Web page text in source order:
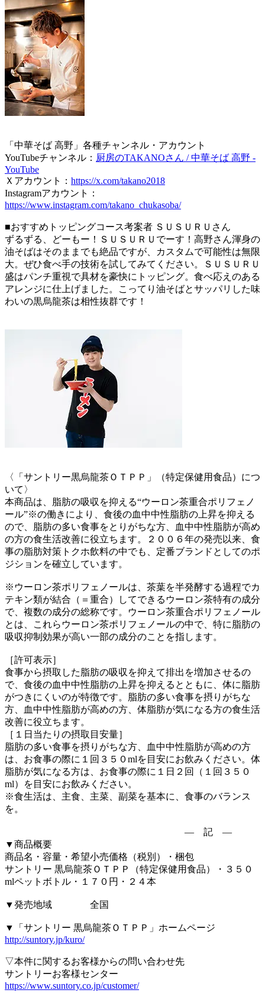
「中華そば 高野」各種チャンネル・アカウント
YouTubeチャンネル： 厨房のTAKANOさん / 中華そば 高野 -
YouTube
Ｘアカウント： https://x.com/takano2018
Instagramアカウント：
https://www.instagram.com/takano_chukasoba/
■おすすめトッピングコース考案者 ＳＵＳＵＲＵさん
ずるずる、どーもー！ＳＵＳＵＲＵでーす！高野さん渾身の
油そばはそのままでも絶品ですが、カスタムで可能性は無限
大。ぜひ食べ手の技術を試してみてください。ＳＵＳＵＲＵ
盛はパンチ重視で具材を豪快にトッピング。食べ応えのある
アレンジに仕上げました。こってり油そばとサッパリした味
わいの黒烏龍茶は相性抜群です！
〈「サントリー黒烏龍茶ＯＴＰＰ」（特定保健用食品）につ
いて〉
本商品は、脂肪の吸収を抑える“ウーロン茶重合ポリフェノ
ール”※の働きにより、食後の血中中性脂肪の上昇を抑える
ので、脂肪の多い食事をとりがちな方、血中中性脂肪が高め
の方の食生活改善に役立ちます。２００６年の発売以来、食
事の脂肪対策トクホ飲料の中でも、定番ブランドとしてのポ
ジションを確立しています。
※ウーロン茶ポリフェノールは、茶葉を半発酵する過程でカ
テキン類が結合（＝重合）してできるウーロン茶特有の成分
で、複数の成分の総称です。ウーロン茶重合ポリフェノール
とは、これらウーロン茶ポリフェノールの中で、特に脂肪の
吸収抑制効果が高い一部の成分のことを指します。
［許可表示］
食事から摂取した脂肪の吸収を抑えて排出を増加させるの
で、食後の血中中性脂肪の上昇を抑えるとともに、体に脂肪
がつきにくいのが特徴です。脂肪の多い食事を摂りがちな
方、血中中性脂肪が高めの方、体脂肪が気になる方の食生活
改善に役立ちます。
［１日当たりの摂取目安量］
脂肪の多い食事を摂りがちな方、血中中性脂肪が高めの方
は、お食事の際に１回３５０mlを目安にお飲みください。体
脂肪が気になる方は、お食事の際に１日２回（１回３５０
ml）を目安にお飲みください。
※食生活は、主食、主菜、副菜を基本に、食事のバランス
を。
― 記 ―
▼商品概要
商品名・容量・希望小売価格（税別）・梱包
サントリー 黒烏龍茶ＯＴＰＰ（特定保健用食品）・３５０
mlペットボトル・１７０円・２４本
▼発売地域 全国
▼「サントリー 黒烏龍茶ＯＴＰＰ」ホームページ
http://suntory.jp/kuro/
▽本件に関するお客様からの問い合わせ先
サントリーお客様センター
https://www.suntory.co.jp/customer/